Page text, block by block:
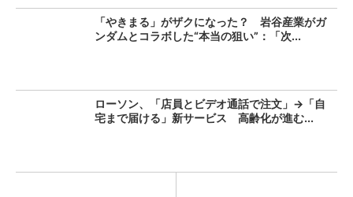
「やきまる」がザクになった？ 岩谷産業がガ
ンダムとコラボした“本当の狙い”：「次...
ローソン、「店員とビデオ通話で注文」→「自
宅まで届ける」新サービス 高齢化が進む...